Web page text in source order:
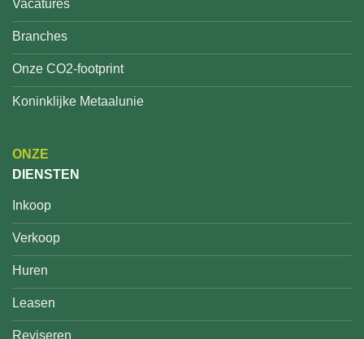
Vacatures
Branches
Onze CO2-footprint
Koninklijke Metaalunie
ONZE
DIENSTEN
Inkoop
Verkoop
Huren
Leasen
Reviseren